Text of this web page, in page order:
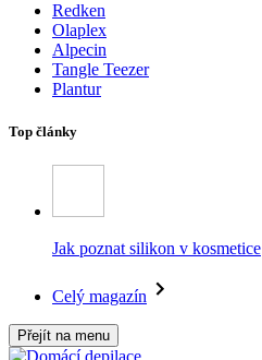
Redken
Olaplex
Alpecin
Tangle Teezer
Plantur
Top články
Jak poznat silikon v kosmetice
Celý magazín
Přejít na menu